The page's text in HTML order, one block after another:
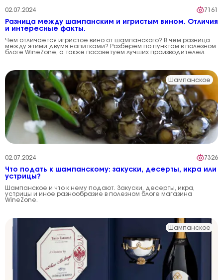
02.07.2024 7161
Разница между шампанским и игристым вином. Отличия
и интересные факты.
Чем отличается игристое вино от шампанского? В чем разница
между этими двумя напитками? Разберем по пунктам в полезном
блоге WineZone, а также посоветуем лучших производителей.
Шампанское
02.07.2024 7326
Что подать к шампанскому: закуски, десерты, икра или
устрицы?
Шампанское и что к нему подают. Закуски, десерты, икра,
устрицы и иное разнообразие в полезном блоге магазина
WineZone.
Шампанское